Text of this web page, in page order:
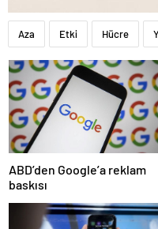
Aza Etki Hücre
ABD’den Google’a reklam
baskısı